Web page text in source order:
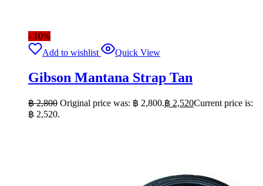
- 10%
Add to wishlist
Quick View
Gibson Mantana Strap Tan
฿2,800 Original price was: ฿ 2,800.฿ 2,520Current price is:
฿ 2,520.